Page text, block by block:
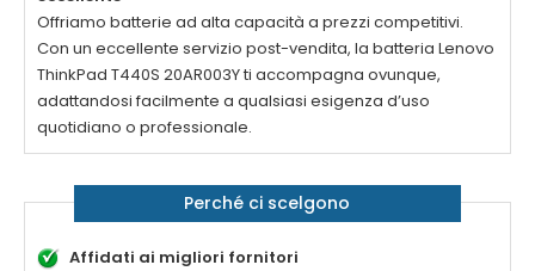
Offriamo batterie ad alta capacità a prezzi competitivi.
Con un eccellente servizio post-vendita, la batteria Lenovo
ThinkPad T440S 20AR003Yti accompagna ovunque,
adattandosi facilmente a qualsiasi esigenza d’uso
quotidiano o professionale.
Perché ci scelgono
Affidati ai migliori fornitori